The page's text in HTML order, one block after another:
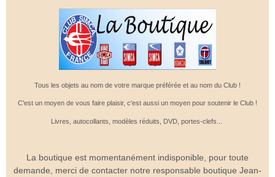
Tous les objets au nom de votre marque préférée et au nom du Club !
C'est un moyen de vous faire plaisir, c'est aussi un moyen pour soutenir le Club !
Livres, autocollants, modèles réduits, DVD, portes-clefs...
La boutique est momentanément indisponible, pour toute
demande, merci de contacter notre responsable boutique Jean-